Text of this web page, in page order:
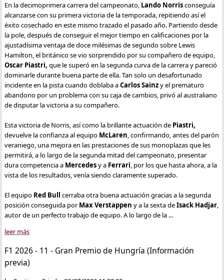
En la decimoprimera carrera del campeonato, Lando Norrisconseguía
alcanzarse con su primera victoria de la temporada, repitiendo así el
éxito cosechado en este mismo trazado el pasado año. Partiendo desde
la pole, después de conseguir el mejor tiempo en calificaciones por la
ajustadísima ventaja de doce milésimas de segundo sobre Lewis
Hamilton, el británico se vio sorprendido por su compañero de equipo,
Oscar Piastri, que le superó en la segunda curva de la carrera y pareció
dominarle durante buena parte de ella. Tan solo un desafortunado
incidente en la pista cuando doblaba aCarlos Sainzy el prematuro
abandono por un problema con su caja de cambios, privó al australiano
de disputar la victoria a su compañero.
Esta victoria de Norris, así como la brillante actuación de Piastri,
devuelve la confianza al equipo McLaren, confirmando, antes del parón
veraniego, una mejora en las prestaciones de sus monoplazas que les
permitirá, a lo largo de la segunda mitad del campeonato, presentar
dura competencia a Mercedesy a Ferrari, por los que hasta ahora, a la
vista de los resultados, venía siendo claramente superado.
El equipo Red Bull cerraba otra buena actuación gracias a la segunda
posición conseguida porMax Verstappen y a la sexta deIsack Hadjar,
autor de un perfecto trabajo de equipo. A lo largo de la ...
leer más
F1 2026 - 11 - Gran Premio de Hungría (Información
previa)